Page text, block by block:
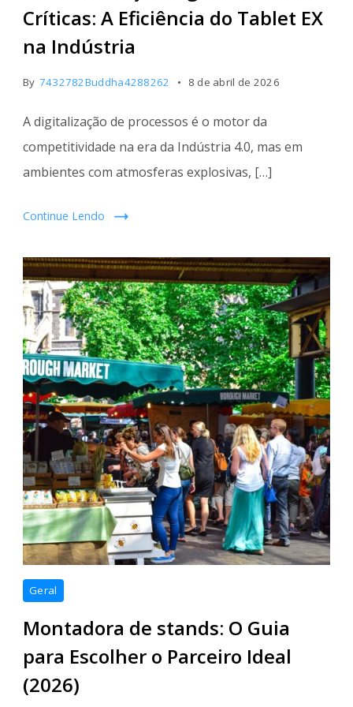
Áreas
Críticas: A Eficiência do Tablet EX
na Indústria
By 7432782Buddha4288262 8 de abril de 2026
A digitalização de processos é o motor da
competitividade na era da Indústria 4.0, mas em
ambientes com atmosferas explosivas, […]
Continue Lendo
Geral
Montadora de stands: O Guia
para Escolher o Parceiro Ideal
(2026)